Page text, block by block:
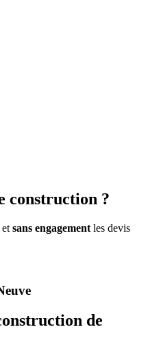
construction ?
et sans engagement les devis
de